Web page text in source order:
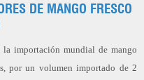
DE MANGO FRESCO
importación mundial de mango
por un volumen importado de 2